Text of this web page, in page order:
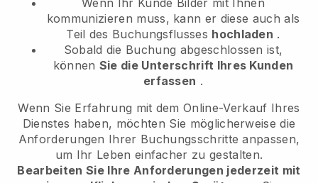
kommunizieren muss, kann er diese auch als
Teil des Buchungsflusses hochladen .
Sobald die Buchung abgeschlossen ist,
können Sie die Unterschrift Ihres Kunden
erfassen .
Wenn Sie Erfahrung mit dem Online-Verkauf Ihres
Dienstes haben, möchten Sie möglicherweise die
Anforderungen Ihrer Buchungsschritte anpassen,
um Ihr Leben einfacher zu gestalten.
Bearbeiten Sie Ihre Anforderungen jederzeit mit